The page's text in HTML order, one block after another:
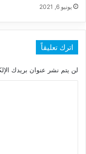
يونيو 6, 2021
اترك تعليقاً
لن يتم نشر عنوان بريدك